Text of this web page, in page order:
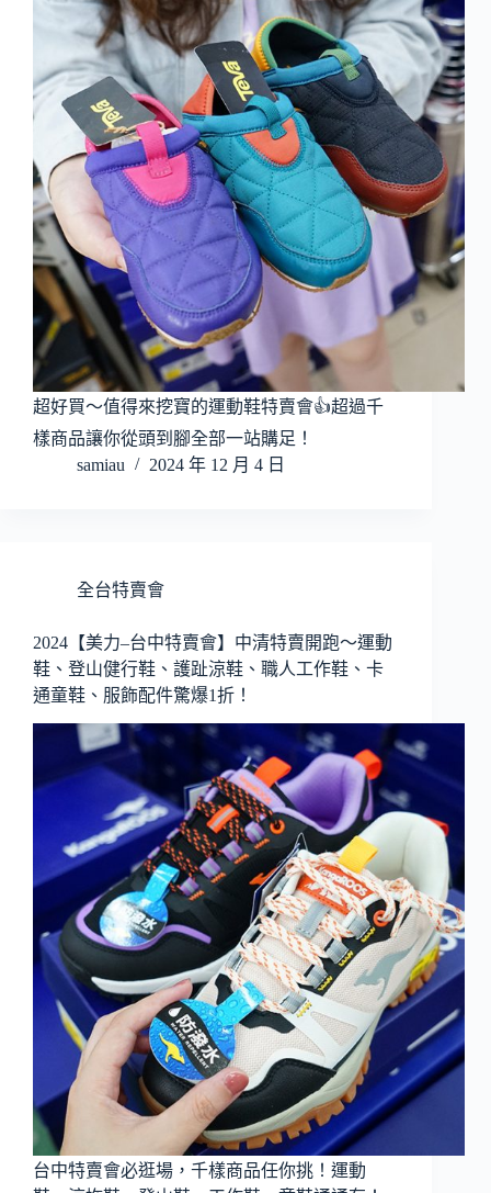
超好買～值得來挖寶的運動鞋特賣會👍超過千
樣商品讓你從頭到腳全部一站購足！
samiau
2024 年 12 月 4 日
全台特賣會
2024【美力–台中特賣會】中清特賣開跑～運動
鞋、登山健行鞋、護趾涼鞋、職人工作鞋、卡
通童鞋、服飾配件驚爆1折！
台中特賣會必逛場，千樣商品任你挑！運動